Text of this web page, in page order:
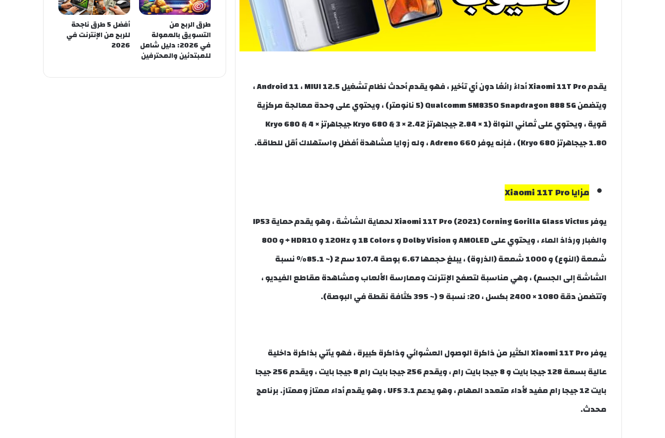
يقدم Xiaomi 11T Pro أداءً رائعًا دون أي تأخير ، فهو يقدم أحدث نظام تشغيل Android 11 ، MIUI 12.5 ،
ويتضمن Qualcomm SM8350 Snapdragon 888 5G (5 نانومتر) ، ويحتوي على وحدة معالجة مركزية
قوية ، ويحتوي على ثماني النواة (1 × 2.84 جيجاهرتز Kryo 680 & 3 × 2.42 جيجاهرتز Kryo 680 & 4 ×
1.80 جيجاهرتز Kryo 680) ، فإنه يوفر Adreno 660 ، وله زوايا مشاهدة أفضل واستهلاك أقل للطاقة.
مزايا Xiaomi 11T Pro
يوفر Xiaomi 11T Pro (2021) Corning Gorilla Glass Victus لحماية الشاشة ، وهو يقدم حماية IP53
والغبار ورذاذ الماء ، ويحتوي على AMOLED و Dolby Vision و 1B Colors و 120Hz و HDR10 + و 800
شمعة (النوع) و 1000 شمعة (الذروة) ، يبلغ حجمها 6.67 بوصة 107.4 سم 2 (~ 85.1٪ نسبة
الشاشة إلى الجسم) ، وهي مناسبة لتصفح الإنترنت وممارسة الألعاب ومشاهدة مقاطع الفيديو ،
وتتضمن دقة 1080 × 2400 بكسل ، 20: نسبة 9 (~ 395 كثافة نقطة في البوصة).
يوفر Xiaomi 11T Pro الكثير من ذاكرة الوصول العشوائي وذاكرة كبيرة ، فهو يأتي بذاكرة داخلية
عالية بسعة 128 جيجا بايت و 8 جيجا بايت رام ، ويقدم 256 جيجا بايت رام 8 جيجا بايت ، ويقدم 256 جيجا
بايت 12 جيجا رام مفيد لأداء متعدد المهام ، وهو يدعم UFS 3.1 ، وهو يقدم أداء ممتاز وممتاز. برنامج
محدث.
طرق الربح من
التسويق بالعمولة
في 2026: دليل شامل
للمبتدئين والمحترفين
أفضل 5 طرق ناجحة
للربح من الإنترنت في
2026